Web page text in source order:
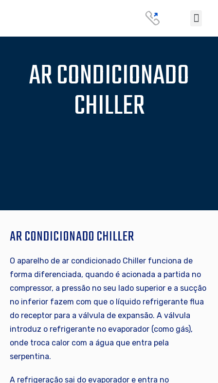
AR CONDICIONADO
CHILLER
AR CONDICIONADO CHILLER
O aparelho de ar condicionado Chiller funciona de
forma diferenciada, quando é acionada a partida no
compressor, a pressão no seu lado superior e a sucção
no inferior fazem com que o líquido refrigerante flua
do receptor para a válvula de expansão. A válvula
introduz o refrigerante no evaporador (como gás),
onde troca calor com a água que entra pela
serpentina.
A refrigeração sai do evaporador e entra no